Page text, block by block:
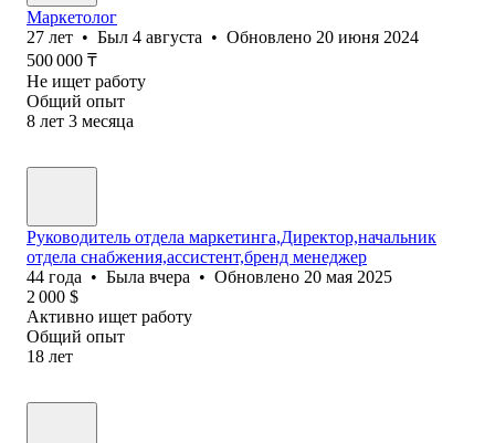
Маркетолог
27 лет • Был 4 августа • Обновлено 20 июня 2024
500 000 ₸
Не ищет работу
Общий опыт
8 лет 3 месяца
Руководитель отдела маркетинга,Директор,начальник
отдела снабжения,ассистент,бренд менеджер
44 года • Была вчера • Обновлено 20 мая 2025
2 000 $
Активно ищет работу
Общий опыт
18 лет